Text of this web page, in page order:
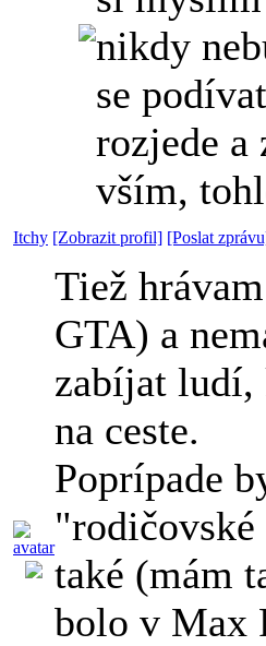
nikdy
se
rozjede a
vším,
Itchy [Zobrazit profil] [Poslat
Tiež
GTA) a
zabíjat ludí,
na ceste.
Poprípade
také (mám
bolo v Max